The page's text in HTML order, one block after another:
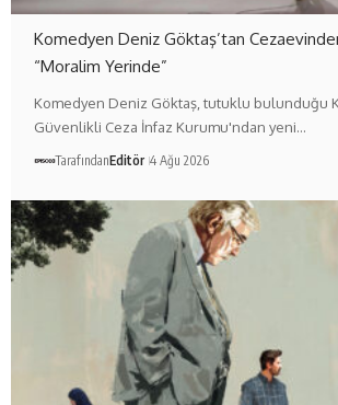
Komedyen Deniz Göktaş’tan
“Moralim Yerinde”
Komedyen Deniz Göktaş, tutuklu bulunduğu
Güvenlikli Ceza İnfaz Kurumu'ndan yeni…
TarafındanEditör 4 Ağu 2026